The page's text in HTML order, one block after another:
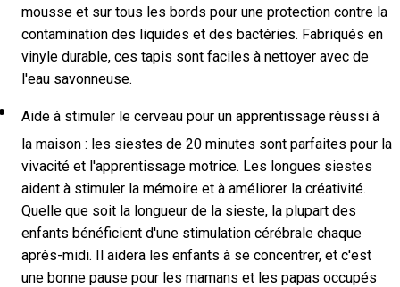
mousse et sur tous les bords pour une protection contre la
contamination des liquides et des bactéries. Fabriqués en
vinyle durable, ces tapis sont faciles à nettoyer avec de
l'eau savonneuse.
Aide à stimuler le cerveau pour un apprentissage réussi à
la maison : les siestes de 20 minutes sont parfaites pour la
vivacité et l'apprentissage motrice. Les longues siestes
aident à stimuler la mémoire et à améliorer la créativité.
Quelle que soit la longueur de la sieste, la plupart des
enfants bénéficient d'une stimulation cérébrale chaque
après-midi. Il aidera les enfants à se concentrer, et c'est
une bonne pause pour les mamans et les papas occupés